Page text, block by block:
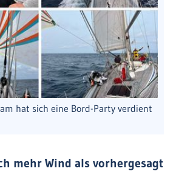
hat sich eine Bord-Party verdient
mehr Wind als vorhergesagt